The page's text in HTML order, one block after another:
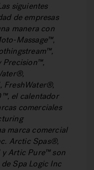
siguientes
de empresas
manera con
Massage™,
Precision™,
FreshWater®,
el calentador
comerciales
marca comercial
Arctic Spas®,
Artic Pure™ son
Spa Logic Inc